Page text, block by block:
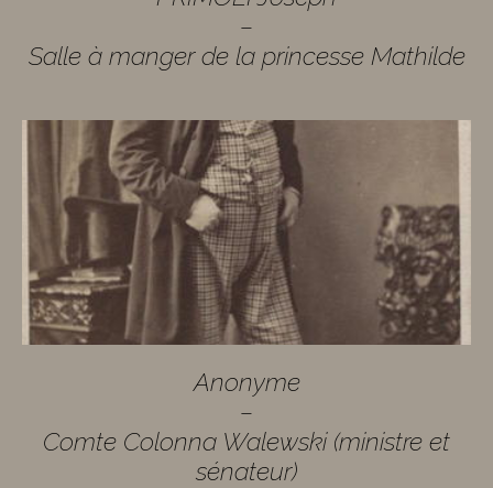
–
Salle à manger de la princesse Mathilde
Anonyme
–
Comte Colonna Walewski (ministre et
sénateur)